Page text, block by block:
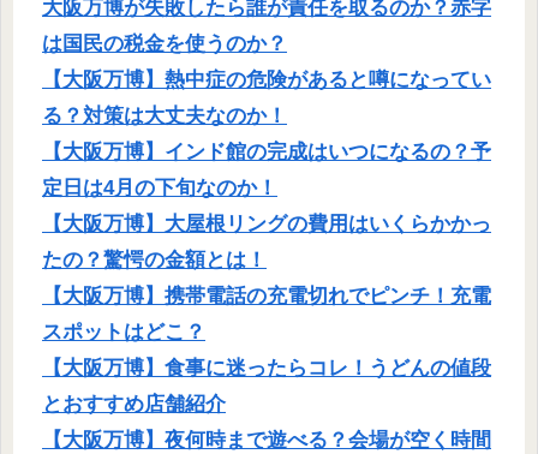
大阪万博が失敗したら誰が責任を取るのか？赤字
は国民の税金を使うのか？
【大阪万博】熱中症の危険があると噂になってい
る？対策は大丈夫なのか！
【大阪万博】インド館の完成はいつになるの？予
定日は4月の下旬なのか！
【大阪万博】大屋根リングの費用はいくらかかっ
たの？驚愕の金額とは！
【大阪万博】携帯電話の充電切れでピンチ！充電
スポットはどこ？
【大阪万博】食事に迷ったらコレ！うどんの値段
とおすすめ店舗紹介
【大阪万博】夜何時まで遊べる？会場が空く時間